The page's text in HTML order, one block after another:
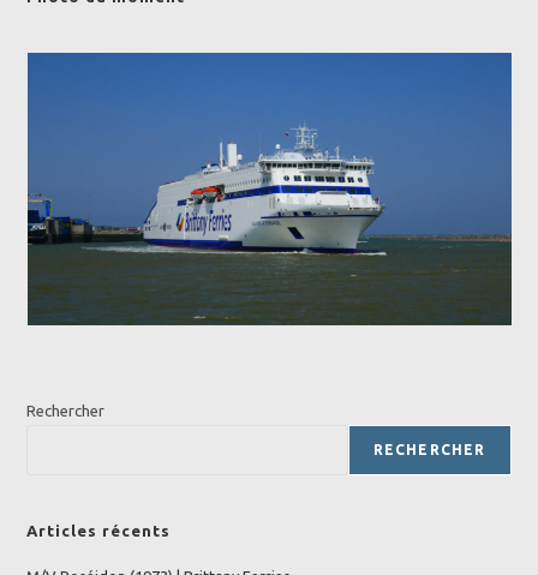
Rechercher
RECHERCHER
Articles récents